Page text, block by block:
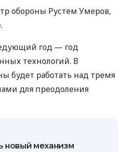
обороны Рустем Умеров,
год — год
технологий. В
будет работать над тремя
для преодоления
новый механизм